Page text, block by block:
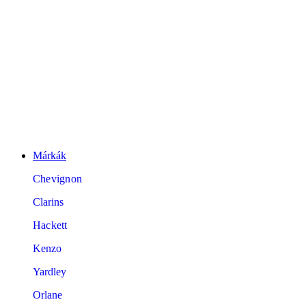
Márkák
Chevignon
Clarins
Hackett
Kenzo
Yardley
Orlane